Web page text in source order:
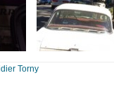
Torny